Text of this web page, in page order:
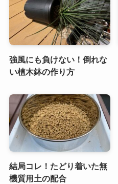
強風にも負けない！倒れな
い植木鉢の作り方
結局コレ！たどり着いた無
機質用土の配合